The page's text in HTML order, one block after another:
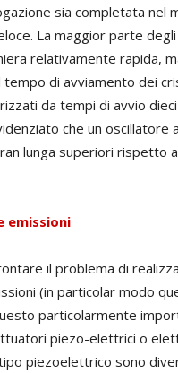
sia completata nel
La maggior parte
relativamente rapida,
di avviamento dei
da tempi di avvio
che un oscillatore
lunga superiori rispetto
il problema di
(in particolar modo
particolarmente
piezo-elettrici o
piezoelettrico sono